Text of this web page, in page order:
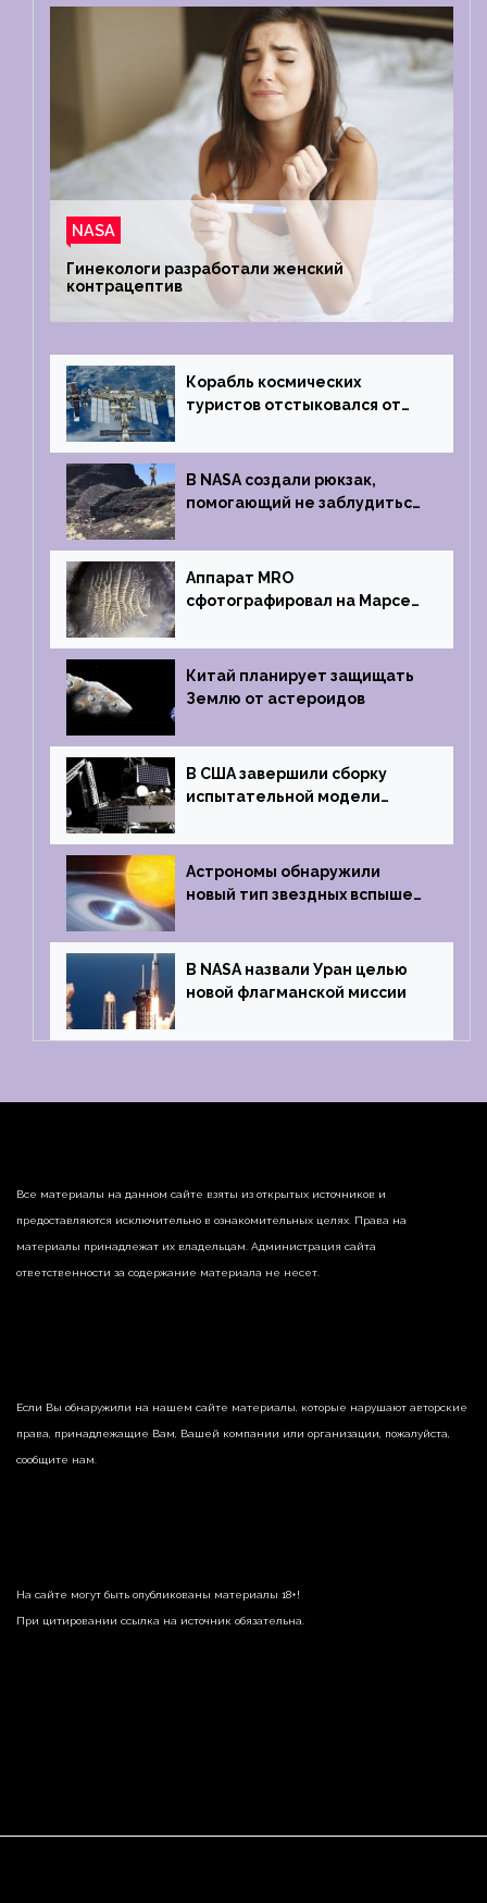
NASA
Гинекологи разработали женский
контрацептив
Корабль космических
туристов отстыковался от
на Землю
В NASA создали рюкзак,
помогающий не заблудиться
Аппарат MRO
сфотографировал на Марсе
на отпечаток пальца
Китай планирует защищать
Землю от астероидов
В США завершили сборку
испытательной модели
Griffin
Астрономы обнаружили
новый тип звездных вспышек
В NASA назвали Уран целью
новой флагманской миссии
Все материалы на данном сайте взяты из открытых источников и
предоставляются исключительно в ознакомительных целях. Права на
материалы принадлежат их владельцам. Администрация сайта
ответственности за содержание материала не несет.
Если Вы обнаружили на нашем сайте материалы, которые нарушают авторские
права, принадлежащие Вам, Вашей компании или организации, пожалуйста,
сообщите нам.
На сайте могут быть опубликованы материалы 18+!
При цитировании ссылка на источник обязательна.